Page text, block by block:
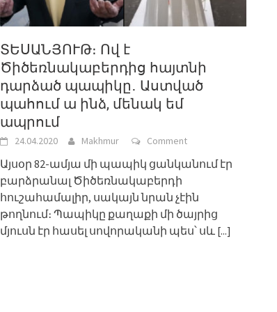
ՏԵՍԱՆՅՈՒԹ։ Ով է
Ծիծեռնակաբերդից հայտնի
դարձած պապիկը․ Աստված
պահում ա ինձ, մենակ եմ
ապրում
24.04.2020 Makhmur Comment
Այսօր 82-ամյա մի պապիկ ցանկանում էր
բարձրանալ Ծիծեռնակաբերդի
հուշահամալիր, սակայն նրան չէին
թողնում։ Պապիկը քաղաքի մի ծայրից
մյուսն էր հասել սովորականի պես՝ սև [...]